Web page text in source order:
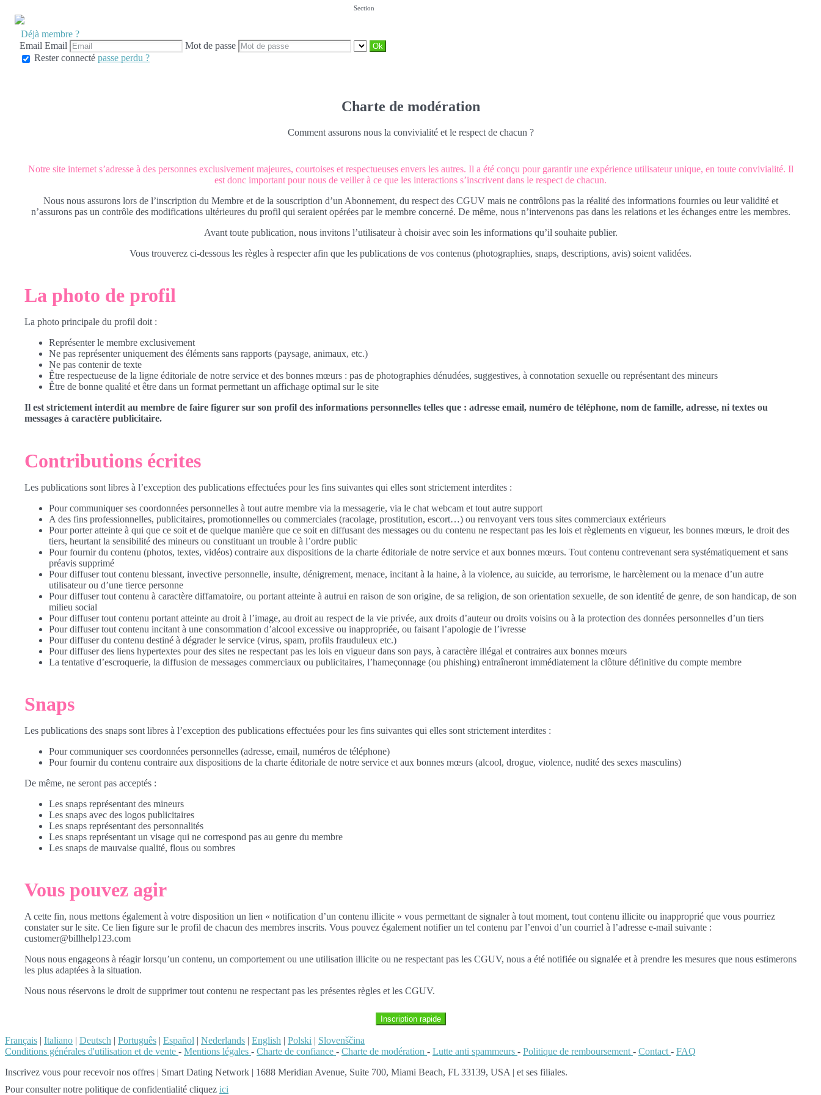
Déjà membre ?
Email Email Mot de passe
Section
Rester connecté passe perdu ?
Charte de modération
Comment assurons nous la convivialité et le respect de chacun ?
Notre site internet s’adresse à des personnes exclusivement majeures, courtoises et respectueuses envers les autres. Il a été conçu pour garantir une expérience utilisateur unique, en toute convivialité. Il
est donc important pour nous de veiller à ce que les interactions s’inscrivent dans le respect de chacun.
Nous nous assurons lors de l’inscription du Membre et de la souscription d’un Abonnement, du respect des CGUV mais ne contrôlons pas la réalité des informations fournies ou leur validité et
n’assurons pas un contrôle des modifications ultérieures du profil qui seraient opérées par le membre concerné. De même, nous n’intervenons pas dans les relations et les échanges entre les membres.
Avant toute publication, nous invitons l’utilisateur à choisir avec soin les informations qu’il souhaite publier.
Vous trouverez ci-dessous les règles à respecter afin que les publications de vos contenus (photographies, snaps, descriptions, avis) soient validées.
La photo de profil
La photo principale du profil doit :
Représenter le membre exclusivement
Ne pas représenter uniquement des éléments sans rapports (paysage, animaux, etc.)
Ne pas contenir de texte
Être respectueuse de la ligne éditoriale de notre service et des bonnes mœurs : pas de photographies dénudées, suggestives, à connotation sexuelle ou représentant des mineurs
Être de bonne qualité et être dans un format permettant un affichage optimal sur le site
Il est strictement interdit au membre de faire figurer sur son profil des informations personnelles telles que : adresse email, numéro de téléphone, nom de famille, adresse, ni textes ou
messages à caractère publicitaire.
Contributions écrites
Les publications sont libres à l’exception des publications effectuées pour les fins suivantes qui elles sont strictement interdites :
Pour communiquer ses coordonnées personnelles à tout autre membre via la messagerie, via le chat webcam et tout autre support
A des fins professionnelles, publicitaires, promotionnelles ou commerciales (racolage, prostitution, escort…) ou renvoyant vers tous sites commerciaux extérieurs
Pour porter atteinte à qui que ce soit et de quelque manière que ce soit en diffusant des messages ou du contenu ne respectant pas les lois et règlements en vigueur, les bonnes mœurs, le droit des
tiers, heurtant la sensibilité des mineurs ou constituant un trouble à l’ordre public
Pour fournir du contenu (photos, textes, vidéos) contraire aux dispositions de la charte éditoriale de notre service et aux bonnes mœurs. Tout contenu contrevenant sera systématiquement et sans
préavis supprimé
Pour diffuser tout contenu blessant, invective personnelle, insulte, dénigrement, menace, incitant à la haine, à la violence, au suicide, au terrorisme, le harcèlement ou la menace d’un autre
utilisateur ou d’une tierce personne
Pour diffuser tout contenu à caractère diffamatoire, ou portant atteinte à autrui en raison de son origine, de sa religion, de son orientation sexuelle, de son identité de genre, de son handicap, de son
milieu social
Pour diffuser tout contenu portant atteinte au droit à l’image, au droit au respect de la vie privée, aux droits d’auteur ou droits voisins ou à la protection des données personnelles d’un tiers
Pour diffuser tout contenu incitant à une consommation d’alcool excessive ou inappropriée, ou faisant l’apologie de l’ivresse
Pour diffuser du contenu destiné à dégrader le service (virus, spam, profils frauduleux etc.)
Pour diffuser des liens hypertextes pour des sites ne respectant pas les lois en vigueur dans son pays, à caractère illégal et contraires aux bonnes mœurs
La tentative d’escroquerie, la diffusion de messages commerciaux ou publicitaires, l’hameçonnage (ou phishing) entraîneront immédiatement la clôture définitive du compte membre
Snaps
Les publications des snaps sont libres à l’exception des publications effectuées pour les fins suivantes qui elles sont strictement interdites :
Pour communiquer ses coordonnées personnelles (adresse, email, numéros de téléphone)
Pour fournir du contenu contraire aux dispositions de la charte éditoriale de notre service et aux bonnes mœurs (alcool, drogue, violence, nudité des sexes masculins)
De même, ne seront pas acceptés :
Les snaps représentant des mineurs
Les snaps avec des logos publicitaires
Les snaps représentant des personnalités
Les snaps représentant un visage qui ne correspond pas au genre du membre
Les snaps de mauvaise qualité, flous ou sombres
Vous pouvez agir
A cette fin, nous mettons également à votre disposition un lien « notification d’un contenu illicite » vous permettant de signaler à tout moment, tout contenu illicite ou inapproprié que vous pourriez
constater sur le site. Ce lien figure sur le profil de chacun des membres inscrits. Vous pouvez également notifier un tel contenu par l’envoi d’un courriel à l’adresse e-mail suivante :
customer@billhelp123.com
Nous nous engageons à réagir lorsqu’un contenu, un comportement ou une utilisation illicite ou ne respectant pas les CGUV, nous a été notifiée ou signalée et à prendre les mesures que nous estimerons
les plus adaptées à la situation.
Nous nous réservons le droit de supprimer tout contenu ne respectant pas les présentes règles et les CGUV.
Inscription rapide
Français | Italiano | Deutsch | Português | Español | Nederlands | English | Polski | Slovenščina
Conditions générales d'utilisation et de vente - Mentions légales - Charte de confiance - Charte de modération - Lutte anti spammeurs - Politique de remboursement - Contact - FAQ
Inscrivez vous pour recevoir nos offres | Smart Dating Network | 1688 Meridian Avenue, Suite 700, Miami Beach, FL 33139, USA | et ses filiales.
Pour consulter notre politique de confidentialité cliquez ici